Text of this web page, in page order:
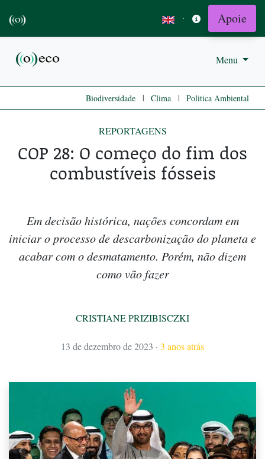
· Apoie
Menu
Biodiversidade | Clima | Politica Ambiental
REPORTAGENS
COP 28: O começo do fim dos
combustíveis fósseis
Em decisão histórica, nações concordam em
iniciar o processo de descarbonização do planeta e
acabar com o desmatamento. Porém, não dizem
como vão fazer
CRISTIANE PRIZIBISCZKI
13 de dezembro de 2023 · 3 anos atrás